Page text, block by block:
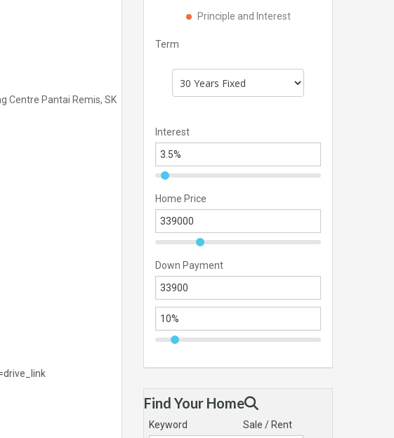
Centre Pantai Remis, SK
Principle and Interest
Term
Interest
Home Price
Down Payment
Find Your Home
Keyword Sale / Rent